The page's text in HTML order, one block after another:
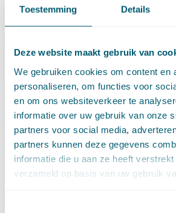
Toestemming Details
Deze website maakt gebruik van
We gebruiken cookies om content en
personaliseren, om functies voor
en om ons websiteverkeer te
informatie over uw gebruik van onze
partners voor social media,
partners kunnen deze gegevens
informatie die u aan ze heeft
verzameld op basis van uw gebruik
→ Minst recente »
RECENTE
Proces-verbaal enkelvoudige
ná uitspraak meervoudige kamer
Nieuwe uitzondering op verbod
collectieve acties
Bevoegdheid, ontvankelijkheid